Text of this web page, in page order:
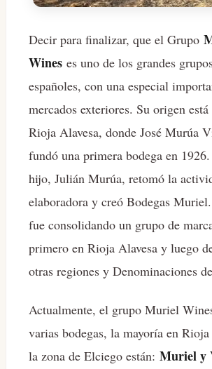
Decir para finalizar, que el Grupo
Wines es uno de los grandes
españoles, con una especial
mercados exteriores. Su origen
Rioja Alavesa, donde José Murúa
fundó una primera bodega en
hijo, Julián Murúa, retomó la
elaboradora y creó Bodegas
fue consolidando un grupo de
primero en Rioja Alavesa y luego
otras regiones y Denominaciones
Actualmente, el grupo Muriel
varias bodegas, la mayoría en
la zona de Elciego están: Muriel y